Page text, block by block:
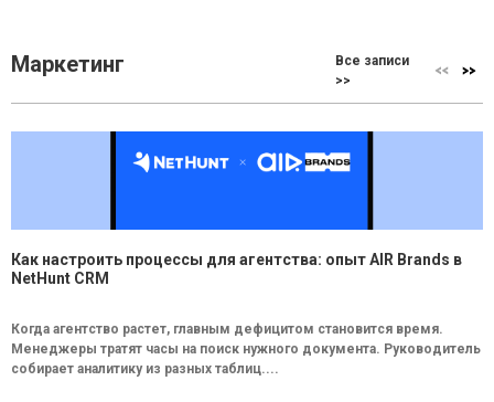
Маркетинг
Все записи
>>
Как настроить процессы для агентства: опыт AIR Brands в
NetHunt CRM
Когда агентство растет, главным дефицитом становится время.
Менеджеры тратят часы на поиск нужного документа. Руководитель
собирает аналитику из разных таблиц....